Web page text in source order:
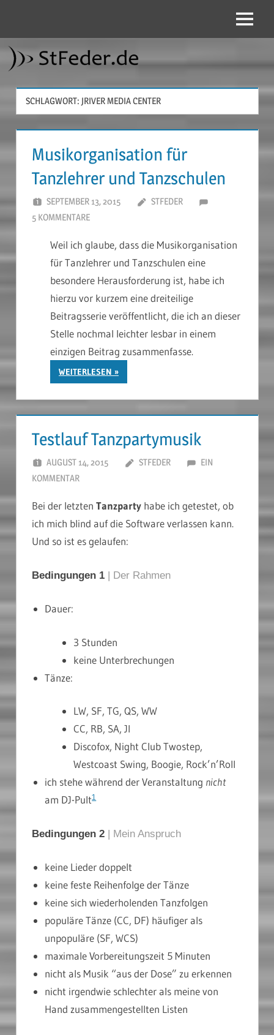
springen
Menü
SCHLAGWORT: JRIVER MEDIA CENTER
Musikorganisation für
Tanzlehrer und Tanzschulen
SEPTEMBER 13, 2015
STFEDER
5 KOMMENTARE
Weil ich glaube, dass die Musikorganisation
für Tanzlehrer und Tanzschulen eine
besondere Herausforderung ist, habe ich
hierzu vor kurzem eine dreiteilige
Beitragsserie veröffentlicht, die ich an dieser
Stelle nochmal leichter lesbar in einem
einzigen Beitrag zusammenfasse.
WEITERLESEN
Testlauf Tanzpartymusik
AUGUST 14, 2015 STFEDER
EIN
KOMMENTAR
Bei der letzten Tanzparty habe ich getestet, ob
ich mich blind auf die Software verlassen kann.
Und so ist es gelaufen:
Bedingungen 1 | Der Rahmen
Dauer:
3 Stunden
keine Unterbrechungen
Tänze:
LW, SF, TG, QS, WW
CC, RB, SA, JI
Discofox, Night Club Twostep,
Westcoast Swing, Boogie, Rock’n’Roll
ich stehe während der Veranstaltung nicht
am DJ-Pult1
Bedingungen 2 | Mein Anspruch
keine Lieder doppelt
keine feste Reihenfolge der Tänze
keine sich wiederholenden Tanzfolgen
populäre Tänze (CC, DF) häufiger als
unpopuläre (SF, WCS)
maximale Vorbereitungszeit 5 Minuten
nicht als Musik “aus der Dose” zu erkennen
nicht irgendwie schlechter als meine von
Hand zusammengestellten Listen